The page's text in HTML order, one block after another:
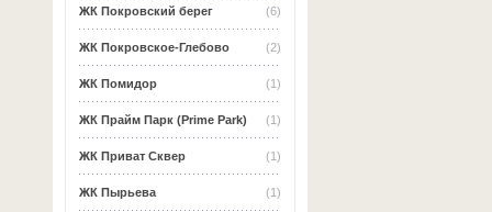
(6)
ЖК Покровский берег
(2)
ЖК Покровское-Глебово
(1)
ЖК Помидор
(1)
ЖК Прайм Парк (Prime Park)
(1)
ЖК Приват Сквер
(1)
ЖК Пырьева